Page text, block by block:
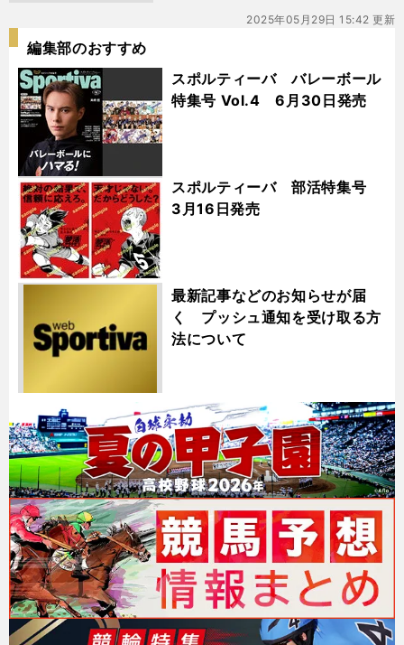
2025年05月29日 15:42 更新
編集部のおすすめ
スポルティーバ バレーボール
特集号 Vol.4 6月30日発売
スポルティーバ 部活特集号
3月16日発売
最新記事などのお知らせが届
く プッシュ通知を受け取る方
法について